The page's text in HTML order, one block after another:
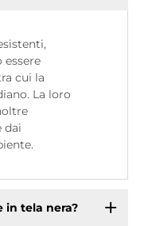
essere
cui la
La loro
dai
in tela nera?